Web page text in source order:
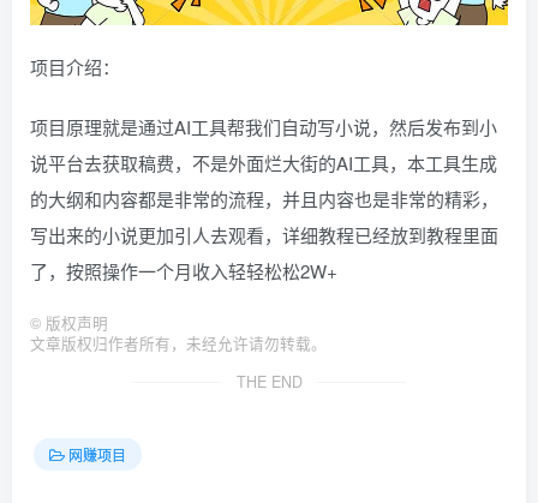
项目介绍：
项目原理就是通过AI工具帮我们自动写小说，然后发布到小
说平台去获取稿费，不是外面烂大街的AI工具，本工具生成
的大纲和内容都是非常的流程，并且内容也是非常的精彩，
写出来的小说更加引人去观看，详细教程已经放到教程里面
了，按照操作一个月收入轻轻松松2W+
© 版权声明
文章版权归作者所有，未经允许请勿转载。
THE END
网赚项目